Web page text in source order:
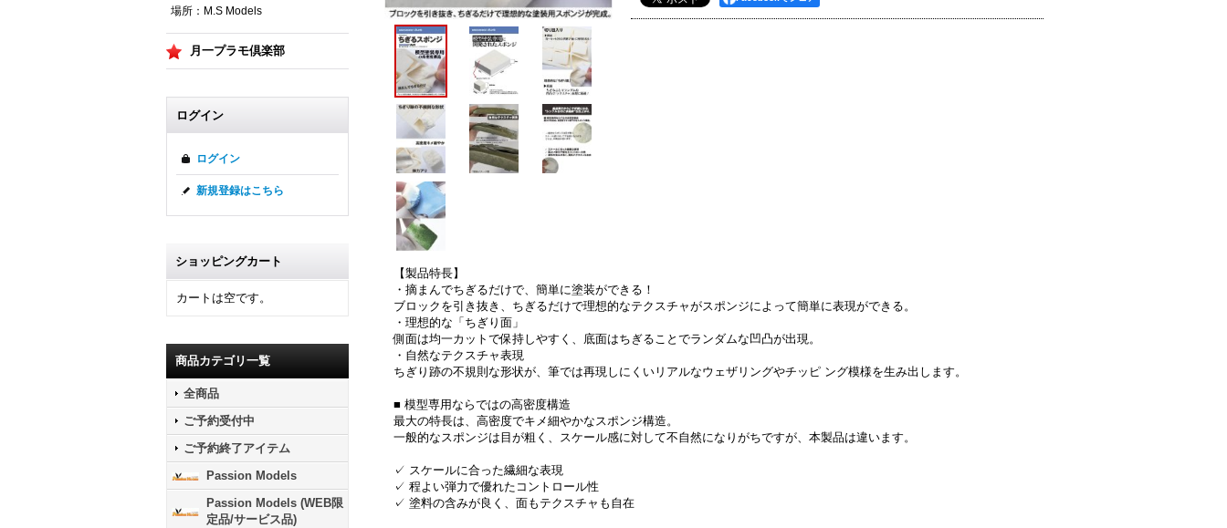
場所：M.S Models
月一プラモ倶楽部
ログイン
ログイン
新規登録はこちら
ショッピングカート
カートは空です。
商品カテゴリ一覧
全商品
ご予約受付中
ご予約終了アイテム
Passion Models
Passion Models (WEB限
定品/サービス品)
【製品特長】
・摘まんでちぎるだけで、簡単に塗装ができる！
ブロックを引き抜き、ちぎるだけで理想的なテクスチャがスポンジによって簡単に表現ができる。
・理想的な「ちぎり面」
側面は均一カットで保持しやすく、底面はちぎることでランダムな凹凸が出現。
・自然なテクスチャ表現
ちぎり跡の不規則な形状が、筆では再現しにくいリアルなウェザリングやチッピ ング模様を生み出します。
■ 模型専用ならではの高密度構造
最大の特長は、高密度でキメ細やかなスポンジ構造。
一般的なスポンジは目が粗く、スケール感に対して不自然になりがちですが、本製品は違います。
✓ スケールに合った繊細な表現
✓ 程よい弾力で優れたコントロール性
✓ 塗料の含みが良く、面もテクスチャも自在